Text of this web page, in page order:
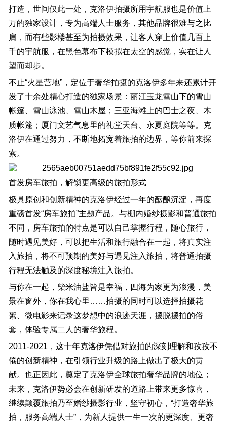
打造，世间仅此一处，克洛伊拍摄所用宇航服也是价值上
万的独家设计，专为高端人士服务，其他品牌很难与之比
肩，而有些影楼甚至为拍摄效果，让客人穿上价值几百上
千的宇航服，在黑色幕布下模拟在太空的感觉，实在让人
望而却步。
不止“火星营地”，定位于奢华拍摄的克洛伊多年来还累计开
发了十余处精心打造的独家场景：丽江玉龙雪山下的雪山
帐篷、雪山泳池、雪山木屋；三亚海滩上的巴士之夜、木
质帐篷；厦门文艺气息里的礼堂天台、永夏庭院等等。克
洛伊在通过努力，不断地拓宽着旅拍的边界，等你前来探
索。
首发房车旅拍，解锁更高级的旅拍形式
极具原创和创新精神的克洛伊经过一年的酝酿沉淀，再度
重磅首发“房车旅拍”主题产品。与棚内婚纱摄影和普通旅拍
不同，房车旅拍的特点是可以自己掌握行程，随心旅行，
随时遇见美好，可以把生活和旅行融合在一起，将真实注
入旅拍，将不可预期的美好与遇见注入旅拍，将普通拍摄
行程无法触及的深度秘境注入旅拍。
与你在一起，柴米油盐皆是幸福，四海为家更为浪漫，美
景在窗外，你在我心里……拍摄的同时可以选择拍摄花
絮、微电影来记录这梦想中的浪迹天涯，摆脱摆拍的俗
套，体验专属二人的奢华旅程。
2011-2021，这十年克洛伊凭借对旅拍的深刻理解和孜孜不
倦的创新精神，在引领行业升级的路上做出了极大的贡
献。也正因此，奠定了克洛伊全球旅拍奢华品牌的地位；
未来，克洛伊势必会在创新研发的道路上带来更多惊喜，
继续颠覆旅拍乃至婚纱摄影行业，坚守初心，“打造奢华旅
拍，服务高端人士”，为新人提供一生一次的更深度、更奢